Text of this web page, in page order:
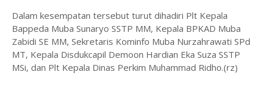
Dalam kesempatan tersebut turut dihadiri Plt Kepala
Bappeda Muba Sunaryo SSTP MM, Kepala BPKAD Muba
Zabidi SE MM, Sekretaris Kominfo Muba Nurzahrawati SPd
MT, Kepala Disdukcapil Demoon Hardian Eka Suza SSTP
MSi, dan Plt Kepala Dinas Perkim Muhammad Ridho.(rz)